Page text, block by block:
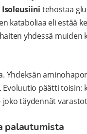
Isoleusiini tehostaa
kataboliaa eli estää
yhdessä muiden
Yhdeksän
päätti toisin:
täydennät
palautumista